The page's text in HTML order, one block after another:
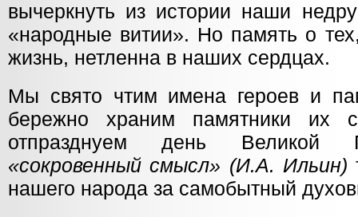
вычеркнуть из истории наши
«народные витии». Но память о
жизнь, нетленна в наших сердцах.
Мы свято чтим имена героев и
бережно храним памятники их
отпразднуем день Великой
«сокровенный смысл» (И.А. Ильин)
нашего народа за самобытный